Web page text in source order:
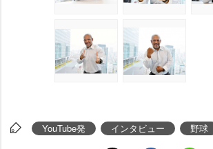
YouTube発 インタビュー 野球